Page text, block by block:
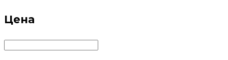
Цена